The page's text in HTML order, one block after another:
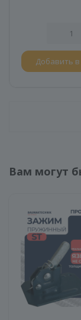
Добавить в
Вам могут